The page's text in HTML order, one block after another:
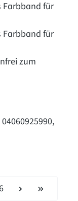
Farbband für
Farbband für
zum